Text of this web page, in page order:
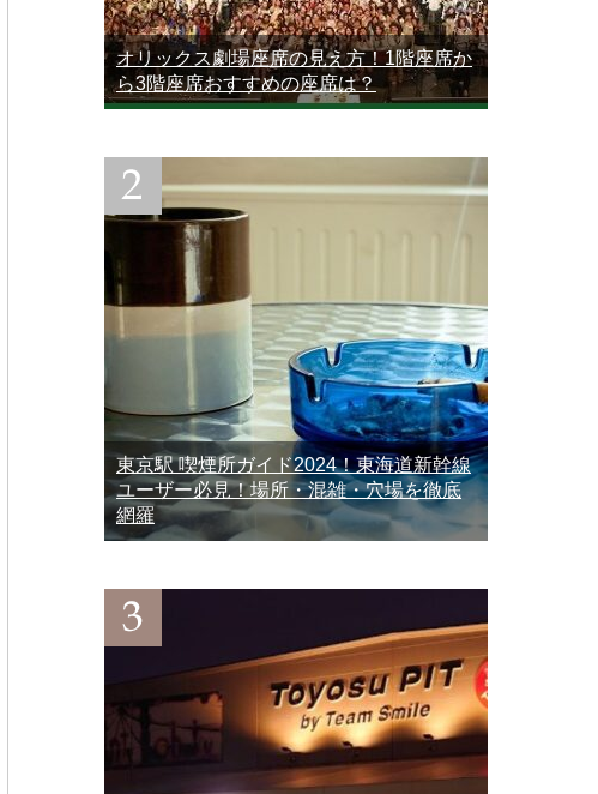
オリックス劇場座席の見え方！1階座席か
ら3階座席おすすめの座席は？
東京駅 喫煙所ガイド2024！東海道新幹線
ユーザー必見！場所・混雑・穴場を徹底
網羅